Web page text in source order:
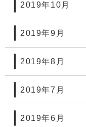
2019年10月
2019年9月
2019年8月
2019年7月
2019年6月